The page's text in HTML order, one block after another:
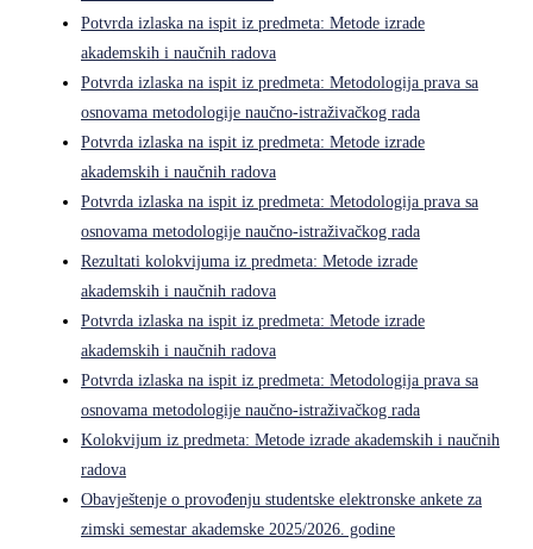
Potvrda izlaska na ispit iz predmeta: Metode izrade
akademskih i naučnih radova
Potvrda izlaska na ispit iz predmeta: Metodologija prava sa
osnovama metodologije naučno-istraživačkog rada
Potvrda izlaska na ispit iz predmeta: Metode izrade
akademskih i naučnih radova
Potvrda izlaska na ispit iz predmeta: Metodologija prava sa
osnovama metodologije naučno-istraživačkog rada
Rezultati kolokvijuma iz predmeta: Metode izrade
akademskih i naučnih radova
Potvrda izlaska na ispit iz predmeta: Metode izrade
akademskih i naučnih radova
Potvrda izlaska na ispit iz predmeta: Metodologija prava sa
osnovama metodologije naučno-istraživačkog rada
Kolokvijum iz predmeta: Metode izrade akademskih i naučnih
radova
Obavještenje o provođenju studentske elektronske ankete za
zimski semestar akademske 2025/2026. godine